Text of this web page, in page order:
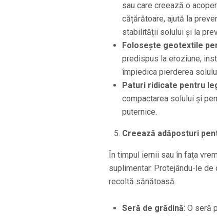
sau care creează o
cățărătoare, ajută la
stabilității solului și la
Folosește geotextile
predispus la eroziune,
împiedica pierderea
Paturi ridicate pentru
compactarea solului și
puternice.
Creează adăposturi
În timpul iernii sau în fața
suplimentar. Protejându-le
recoltă sănătoasă.
Seră de grădină: O seră